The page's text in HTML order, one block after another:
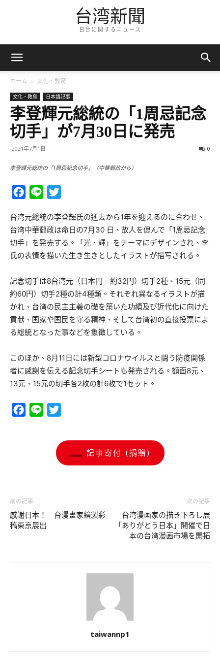
台湾新聞
日台に関するニュース
ホーム 文化・教育
文化・教育 日本語記事
李登輝元総統の「1周忌記念
切手」が7月30日に発売
2021年7月1日 0
李登輝元総統の「1周忌記念切手」（中華郵政から）
Facebook
Line
台湾元総統の李登輝氏の逝去から1年を迎えるのに合わせ、
台湾中華郵政は命日の7月30 日、故人を偲んで「1周忌記念
切手」を発売する。「光・輝」をテーマにデザインされ、李
氏の表情を描いた生き生きとしたイラストが描写される。
記念切手は8台湾元（日本円＝約32円）切手2種、15元（同
約60円）切手2種の計4種類。それぞれ異なるイラストが描
かれ、台湾の民主主義の礎を築いた功績及び近代化に向けた
貢献、国家や国民を守る精神、そして台湾初の直接投票によ
る総統となった事などを象徴している。
このほか、8月11日には新型コロナウイルスと闘う防疫関係
者に感謝を伝える記念切手シートも発売される。額面8元、
13元、15元の切手各2枚の計6枚で1セット。
Facebook
Line
記事寄付 (捐贈)
前の記事
感謝日本！ 台漫畫家繪製彩
稿東京展出
次の記事
台湾漫画家の描き下ろし展
「ありがとう日本」開催で日
本の台湾漫画市場を開拓
taiwannp1